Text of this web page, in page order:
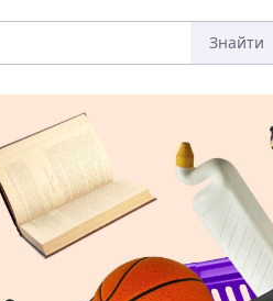
Знайти